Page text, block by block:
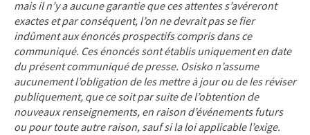
mais il n’y a aucune garantie que ces attentes s’avéreront
exactes et par conséquent, l’on ne devrait pas se fier
indûment aux énoncés prospectifs compris dans ce
communiqué. Ces énoncés sont établis uniquement en date
du présent communiqué de presse. Osisko n’assume
aucunement l’obligation de les mettre à jour ou de les réviser
publiquement, que ce soit par suite de l’obtention de
nouveaux renseignements, en raison d’événements futurs
ou pour toute autre raison, sauf si la loi applicable l’exige.